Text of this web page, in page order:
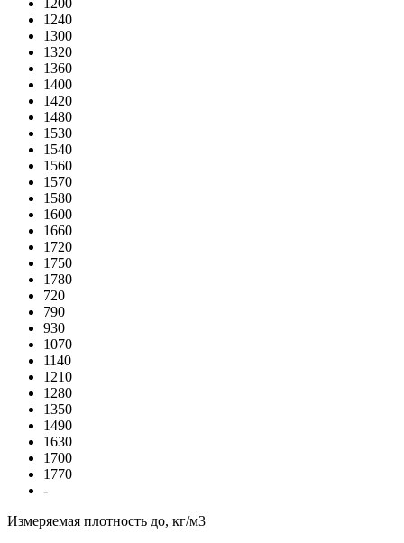
1200
1240
1300
1320
1360
1400
1420
1480
1530
1540
1560
1570
1580
1600
1660
1720
1750
1780
720
790
930
1070
1140
1210
1280
1350
1490
1630
1700
1770
-
Измеряемая плотность до, кг/м3